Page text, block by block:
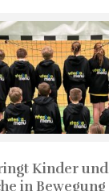
Kinder und
in Bewegung